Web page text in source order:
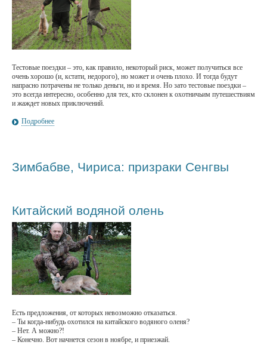
Тестовые поездки – это, как правило, некоторый риск, может получиться все
очень хорошо (и, кстати, недорого), но может и очень плохо. И тогда будут
напрасно потрачены не только деньги, но и время. Но зато тестовые поездки –
это всегда интересно, особенно для тех, кто склонен к охотничьим путешествиям
и жаждет новых приключений.
Подробнее
Зимбабве, Чириса: призраки Сенгвы
Китайский водяной олень
Есть предложения, от которых невозможно отказаться.
– Ты когда-нибудь охотился на китайского водяного оленя?
– Нет. А можно?!
– Конечно. Вот начнется сезон в ноябре, и приезжай.